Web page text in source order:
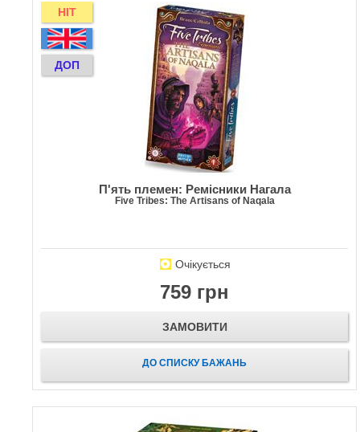
HIT
ДОП
П'ять племен: Ремісники Нагала
Five Tribes: The Artisans of Naqala
Очікується
759 грн
ЗАМОВИТИ
ДО СПИСКУ БАЖАНЬ